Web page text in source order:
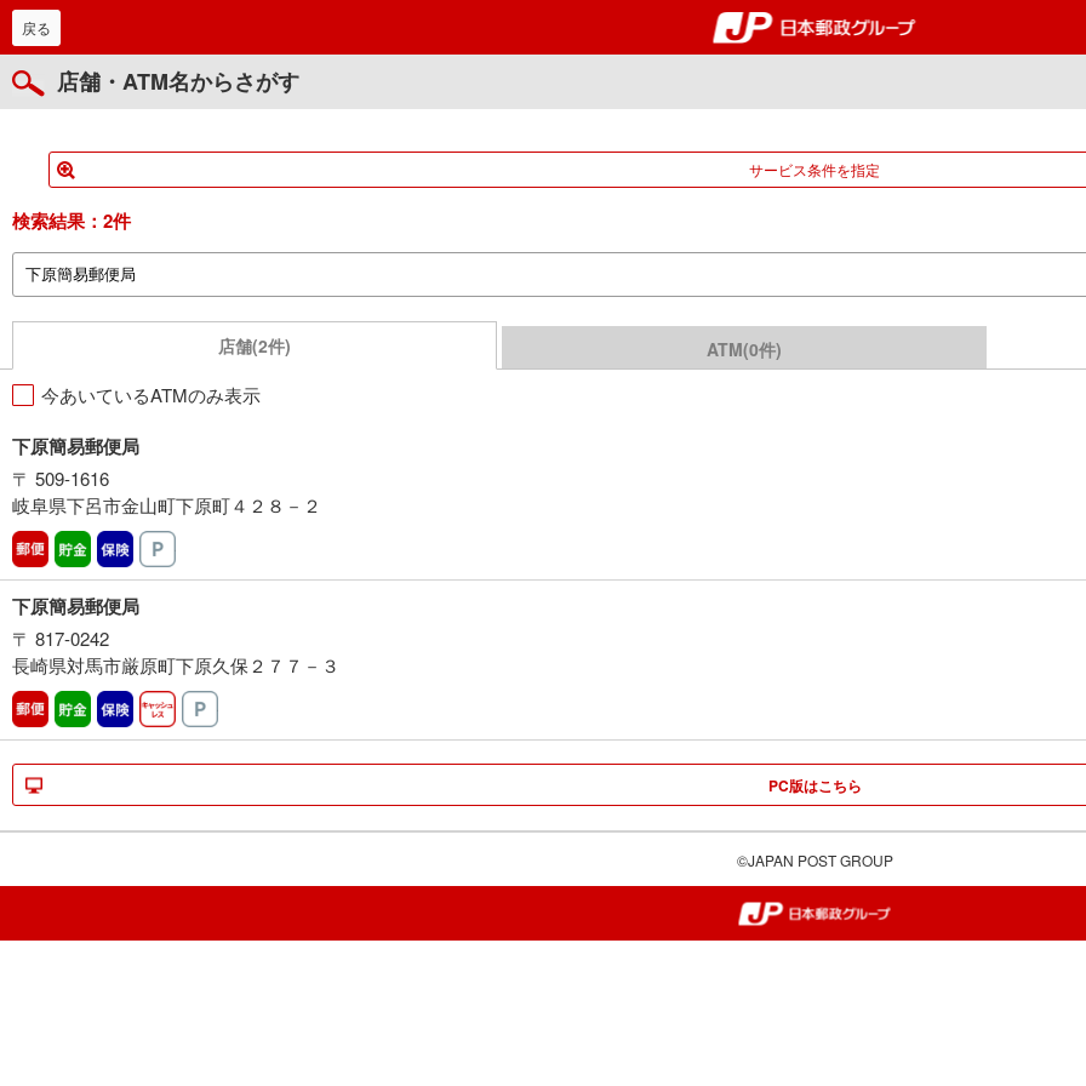
郵便局・日本郵政グループ
戻る
店舗・ATM名からさがす
サービス条件を指定
検索結果： 2件
店舗(2件) ATM(0件)
今あいているATMのみ表示
下原簡易郵便局
〒 509-1616
岐阜県下呂市金山町下原町４２８－２
郵便 貯金 保険
下原簡易郵便局
〒 817-0242
長崎県対馬市厳原町下原久保２７７－３
郵便 貯金 保険 キャッシュレス
PC版はこちら
©JAPAN POST GROUP